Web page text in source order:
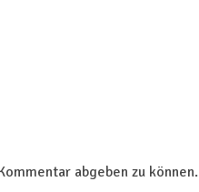
abgeben zu können.